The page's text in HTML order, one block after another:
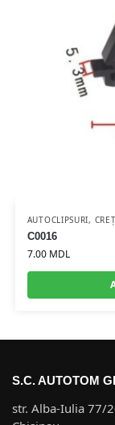
AUTOCLIPSURI, CREȚ
C0016
7.00 MDL
S.C. AUTOTOM
str. Alba-Iulia 77/